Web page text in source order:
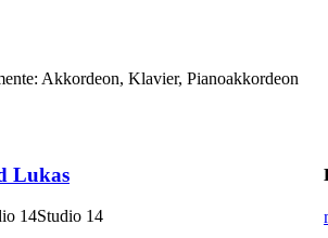
Akkordeon, Klavier, Pianoakkordeon
Lukas
Studio 14